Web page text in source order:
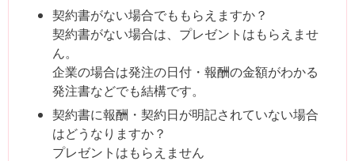
契約書がない場合でももらえますか？
契約書がない場合は、プレゼントはもらえませ
ん。
企業の場合は発注の日付・報酬の金額がわかる
発注書などでも結構です。
契約書に報酬・契約日が明記されていない場合
はどうなりますか？
プレゼントはもらえません